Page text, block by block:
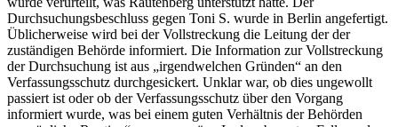
Durchsuchungsbeschluss gegen Toni S. wurde in Berlin angefertigt.
Üblicherweise wird bei der Vollstreckung die Leitung der der
zuständigen Behörde informiert. Die Information zur Vollstreckung
der Durchsuchung ist aus „irgendwelchen Gründen“ an den
Verfassungsschutz durchgesickert. Unklar war, ob dies ungewollt
passiert ist oder ob der Verfassungsschutz über den Vorgang
informiert wurde, was bei einem guten Verhältnis der Behörden